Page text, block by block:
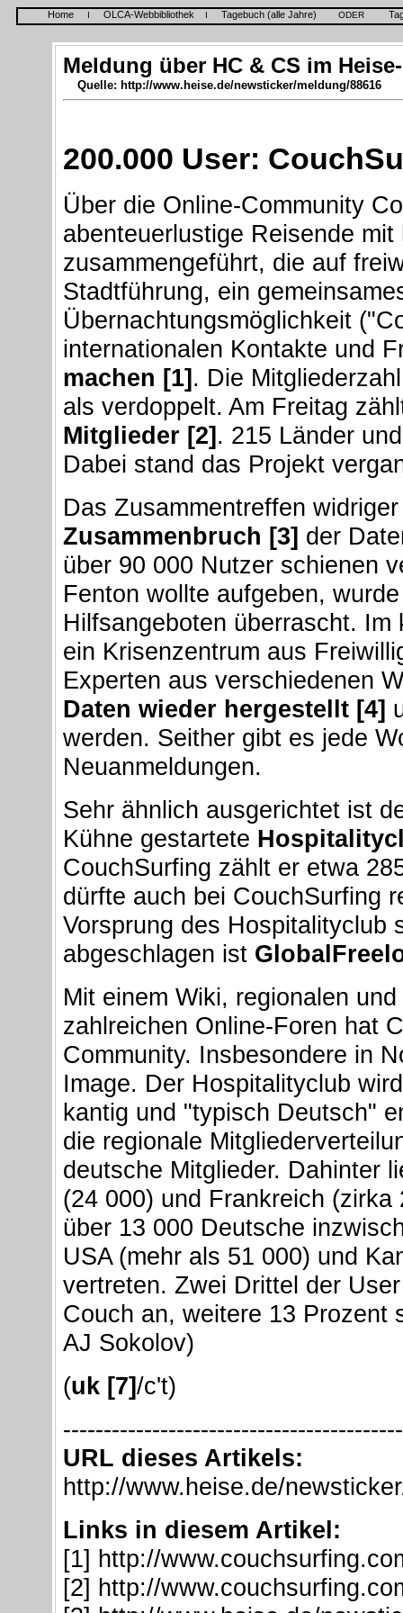
Home I OLCA-Webbibliothek I Tagebuch (alle Jahre) ODER
Meldung über HC & CS im
Quelle: http://www.heise.de/newsticker/meldung/88616
200.000 User:
Über die Online-Community
abenteuerlustige Reisende
zusammengeführt, die auf
Stadtführung, ein
Übernachtungsmöglichkeit
internationalen Kontakte und
machen [1]. Die
als verdoppelt. Am Freitag
Mitglieder [2]. 215 Länder
Dabei stand das Projekt
Das Zusammentreffen
Zusammenbruch [3] der
über 90 000 Nutzer schienen
Fenton wollte aufgeben,
Hilfsangeboten überrascht.
ein Krisenzentrum aus
Experten aus verschiedenen
Daten wieder hergestellt [4]
werden. Seither gibt es jede
Neuanmeldungen.
Sehr ähnlich ausgerichtet ist
Kühne gestartete
CouchSurfing zählt er etwa
dürfte auch bei CouchSurfing
Vorsprung des Hospitalityclub
abgeschlagen ist
Mit einem Wiki, regionalen
zahlreichen Online-Foren hat
Community. Insbesondere in
Image. Der Hospitalityclub
kantig und "typisch Deutsch"
die regionale
deutsche Mitglieder. Dahinter
(24 000) und Frankreich
über 13 000 Deutsche
USA (mehr als 51 000) und
vertreten. Zwei Drittel der
Couch an, weitere 13 Prozent
AJ Sokolov)
(uk [7]/c't)
URL dieses Artikels:
http://www.heise.de/
Links in diesem Artikel:
[1] http://
[2] http://